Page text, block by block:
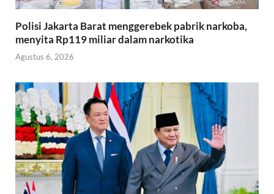
Polisi Jakarta Barat menggerebek pabrik narkoba,
menyita Rp119 miliar dalam narkotika
Agustus 6, 2026